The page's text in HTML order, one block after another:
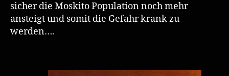
sicher die Moskito Population noch mehr
ansteigt und somit die Gefahr krank zu
werden….